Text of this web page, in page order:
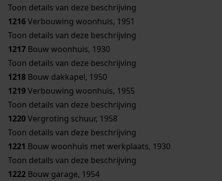
Toon details van deze beschrijving
1216Verbouwing woonhuis, 1951
Toon details van deze beschrijving
1217 Bouw woonhuis, 1930
Toon details van deze beschrijving
1218 Bouw dakkapel, 1950
1219Verbouwing woonhuis, 1955
Toon details van deze beschrijving
1220Vergroting schuur, 1958
Toon details van deze beschrijving
1221 Bouw woonhuis met werkplaats, 1930
Toon details van deze beschrijving
1222 Bouw garage, 1954